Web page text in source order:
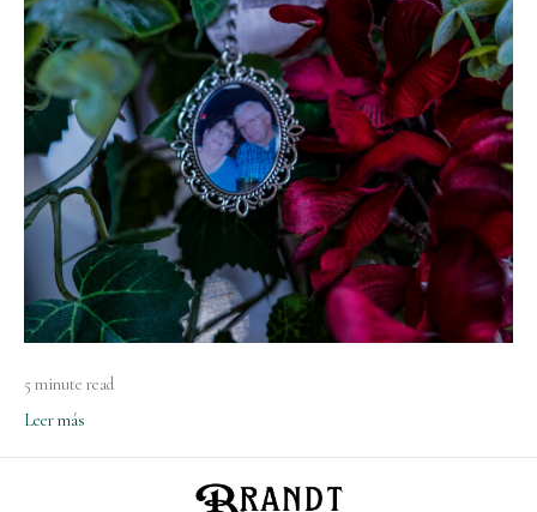
5 minute read
Leer más